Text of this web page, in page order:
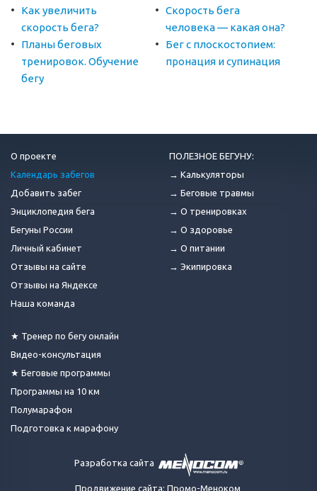
Как увеличить
скорость бега?
Скорость бега
человека — какая она?
Планы беговых
тренировок. Обучение
бегу
Бег с плоскостопием:
пронация и супинация
О проекте
Календарь забегов
Добавить забег
Энциклопедия бега
Бегуны России
Личный кабинет
Отзывы на сайте
Отзывы на Яндексе
Наша команда
★ Тренер по бегу онлайн
Видео-консультация
★ Беговые программы
Программы на 10 км
Полумарафон
Подготовка к марафону
ПОЛЕЗНОЕ БЕГУНУ:
→ Калькуляторы
→ Беговые травмы
→ О тренировках
→ О здоровье
→ О питании
→ Экипировка
Разработка сайта
Продвижение сайта: Промо-Меноком